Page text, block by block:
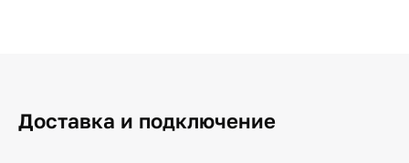
Доставка и подключение